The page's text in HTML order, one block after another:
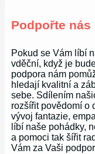
Podpořte nás
Pokud se Vám líbí
vděční, když je
podpora nám
hledají kvalitní a
sebe. Sdílením
rozšířit povědomí o
vývoj fantazie,
líbí naše pohádky,
a pomoci tak šířit
Vám za Vaši